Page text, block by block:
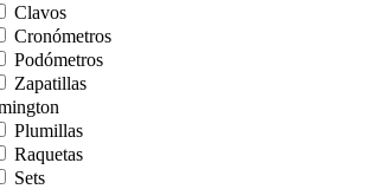
Clavos
Cronómetros
Podómetros
Zapatillas
Plumillas
Raquetas
Sets